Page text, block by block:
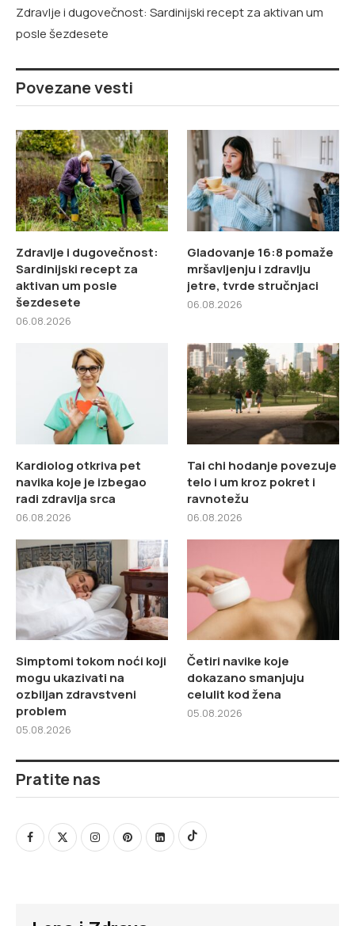
Zdravlje i dugovečnost: Sardinijski recept za aktivan um
posle šezdesete
Povezane vesti
Zdravlje i dugovečnost:
Sardinijski recept za
aktivan um posle
šezdesete
06.08.2026
Gladovanje 16:8 pomaže
mršavljenju i zdravlju
jetre, tvrde stručnjaci
06.08.2026
Kardiolog otkriva pet
navika koje je izbegao
radi zdravlja srca
06.08.2026
Tai chi hodanje povezuje
telo i um kroz pokret i
ravnotežu
06.08.2026
Simptomi tokom noći koji
mogu ukazivati na
ozbiljan zdravstveni
problem
05.08.2026
Četiri navike koje
dokazano smanjuju
celulit kod žena
05.08.2026
Pratite nas